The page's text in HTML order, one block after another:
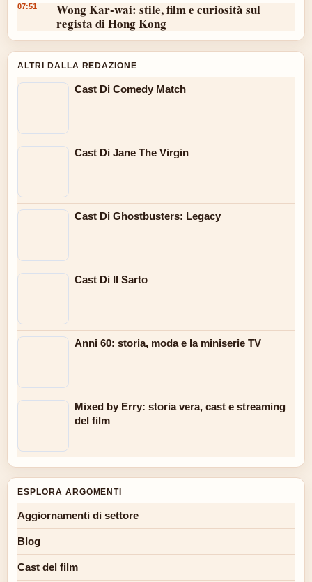
07:51
Wong Kar-wai: stile, film e curiosità sul
regista di Hong Kong
ALTRI DALLA REDAZIONE
Cast Di Comedy Match
Cast Di Jane The Virgin
Cast Di Ghostbusters: Legacy
Cast Di Il Sarto
Anni 60: storia, moda e la miniserie TV
Mixed by Erry: storia vera, cast e streaming
del film
ESPLORA ARGOMENTI
Aggiornamenti di settore
Blog
Cast del film